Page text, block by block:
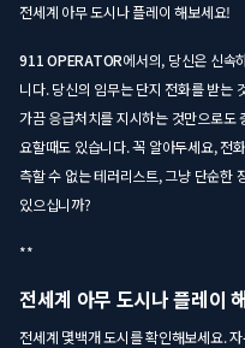
전세계 아무 도시나 플레이 해보세요!
911 OPERATOR에서의, 당신은 신속
니다. 당신의 임무는 단지 전화를 받는
가끔 응급처치를 지시하는 것만으로도
요할때도 있습니다. 꼭 알아두세요, 전
측할 수 없는 테러리스트, 그냥 단순한
있으십니까?
**
전세계 아무 도시나 플레이
전세계 몇백개 도시를 확인해보세요.